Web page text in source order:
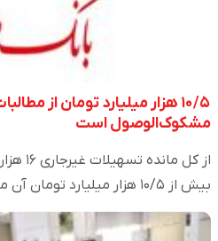
۱۰/۵ هزار میلیارد تومان از
مشکوک‌الوصول است
از کل
بیش از ۱۰/۵ هزار میلیارد تومان آن مشکوک‌الوصول است.